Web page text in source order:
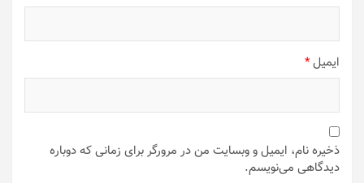
ایمیل*
ذخیره نام، ایمیل و وبسایت من در مرورگر برای زمانی که دوباره
دیدگاهی می‌نویسم.